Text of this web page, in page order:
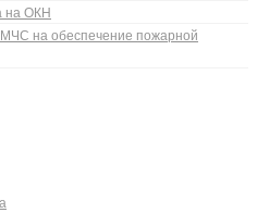
на ОКН
на обеспечение пожарной